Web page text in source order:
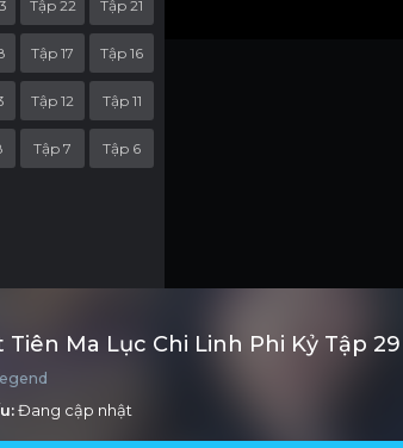
Tập 22 Tập 21
Tập 17 Tập 16
Tập 12 Tập 11
Tập 7 Tập 6
Tiên Ma Lục Chi Linh Phi Kỷ Tập
Đang cập nhật